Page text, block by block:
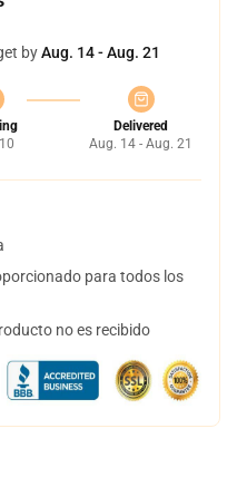
byAug. 14 - Aug. 21
Delivered
Aug. 14 - Aug. 21
para todos los
no es recibido